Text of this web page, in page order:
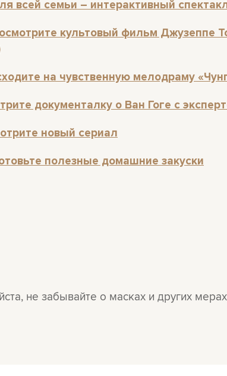
всей семьи – интерактивный
культовый фильм Джузеппе
на чувственную мелодраму
документалку о Ван Гоге с
новый сериал
полезные домашние закуски
не забывайте о масках и других